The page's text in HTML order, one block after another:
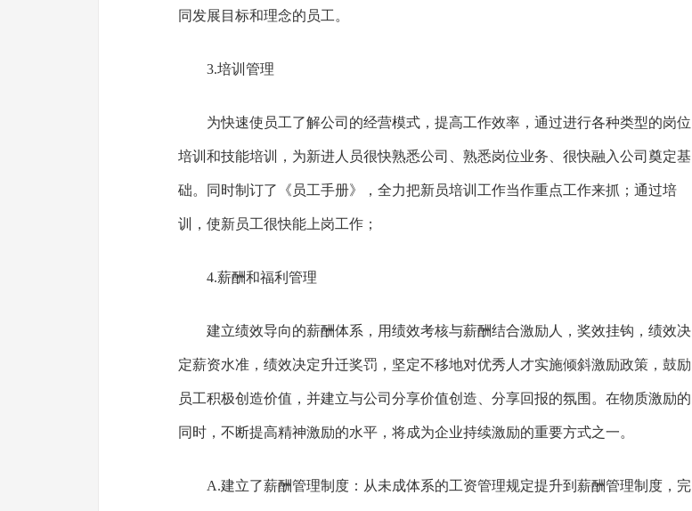
同发展目标和理念的员工。
3.培训管理
为快速使员工了解公司的经营模式，提高工作效率，通过进行各种类型的岗位
培训和技能培训，为新进人员很快熟悉公司、熟悉岗位业务、很快融入公司奠定基
础。同时制订了《员工手册》，全力把新员培训工作当作重点工作来抓；通过培
训，使新员工很快能上岗工作；
4.薪酬和福利管理
建立绩效导向的薪酬体系，用绩效考核与薪酬结合激励人，奖效挂钩，绩效决
定薪资水准，绩效决定升迁奖罚，坚定不移地对优秀人才实施倾斜激励政策，鼓励
员工积极创造价值，并建立与公司分享价值创造、分享回报的氛围。在物质激励的
同时，不断提高精神激励的水平，将成为企业持续激励的重要方式之一。
A.建立了薪酬管理制度：从未成体系的工资管理规定提升到薪酬管理制度，完